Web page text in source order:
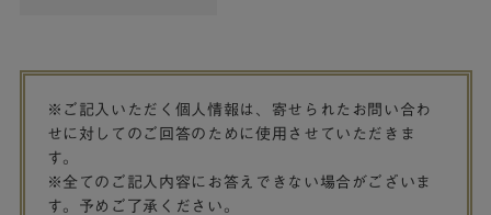
※ご記入いただく個人情報は、寄せられたお問い合わ
せに対してのご回答のために使用させていただきま
す。
※全てのご記入内容にお答えできない場合がございま
す。予めご了承ください。